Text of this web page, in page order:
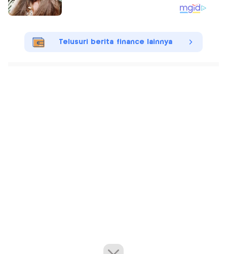
Telusuri berita finance lainnya